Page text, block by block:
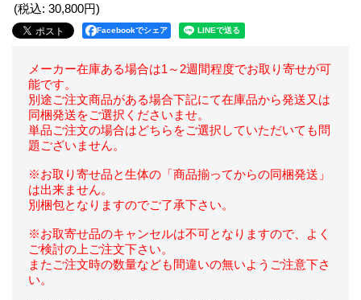
(税込: 30,800円)
Facebookでシェア
メーカー在庫ある場合は1～2週間程度でお取り寄せが可
能です。
別途ご注文商品がある場合下記にて在庫品から発送又は
同梱発送をご選択くださいませ。
単品ご注文の場合はどちらをご選択していただいても問
題ございません。
※お取り寄せ品と生体の「商品揃ってからの同梱発送」
は出来ません。
別梱包となりますのでご了承下さい。
※お取寄せ品のキャンセルは不可となりますので、よく
ご検討の上ご注文下さい。
またご注文時の数量なども間違いの無いようご注意下さ
い。